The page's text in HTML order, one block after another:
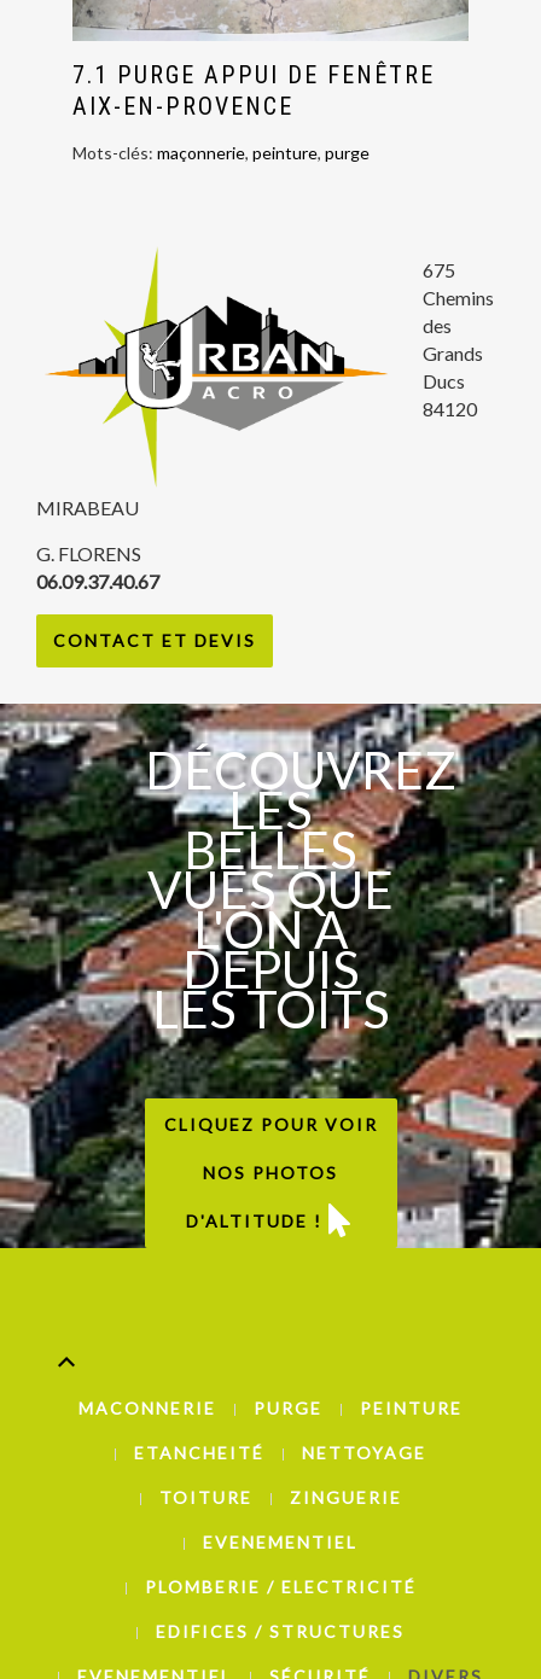
7.1 PURGE APPUI DE FENÊTRE
AIX-EN-PROVENCE
Mots-clés: maçonnerie, peinture, purge
675
Chemins
des
Grands
Ducs
84120
MIRABEAU
G. FLORENS
06.09.37.40.67
CONTACT ET DEVIS
DÉCOUVREZ
LES
BELLES
VUES QUE
L'ON A
DEPUIS
LES TOITS
CLIQUEZ POUR VOIR
NOS PHOTOS
D'ALTITUDE !
MACONNERIE PURGE PEINTURE
ETANCHEITÉ NETTOYAGE
TOITURE ZINGUERIE
EVENEMENTIEL
PLOMBERIE / ELECTRICITÉ
EDIFICES / STRUCTURES